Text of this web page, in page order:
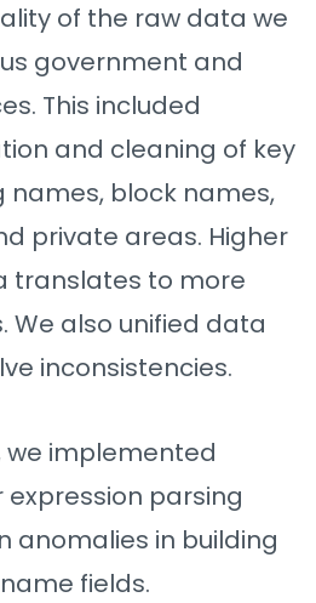
of the raw data we
government and
This included
and cleaning of key
names, block names,
private areas. Higher
translates to more
We also unified data
inconsistencies.
we implemented
parsing
anomalies in building
fields.